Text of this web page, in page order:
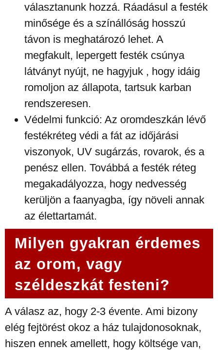
választanunk hozzá. Ráadásul a festék
minősége és a színállóság hosszú
távon is meghatározó lehet. A
megfakult, lepergett festék csúnya
látványt nyújt, ne hagyjuk , hogy idáig
romoljon az állapota, tartsuk karban
rendszeresen.
Védelmi funkció: Az oromdeszkán lévő
festékréteg védi a fát az időjárási
viszonyok, UV sugárzás, rovarok, és a
penész ellen. Továbbá a festék réteg
megakadályozza, hogy nedvesség
kerüljön a faanyagba, így növeli annak
az élettartamát.
Milyen gyakran érdemes
az orom, vagy
széldeszkát festeni?
A válasz az, hogy 2-3 évente. Ami bizony
elég fejtörést okoz a ház tulajdonosoknak,
hiszen ennek amellett, hogy költsége van,